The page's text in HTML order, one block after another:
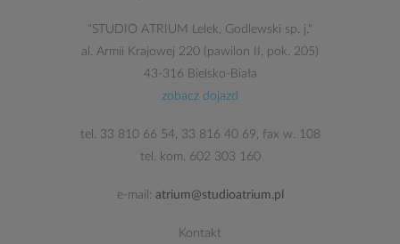
"STUDIO ATRIUM Lelek, Godlewski sp. j."
al. Armii Krajowej 220 (pawilon II, pok. 205)
43-316 Bielsko-Biała
zobacz dojazd
tel. 33 810 66 54, 33 816 40 69, fax w. 108
tel. kom. 602 303 160
e-mail: atrium@studioatrium.pl
Kontakt